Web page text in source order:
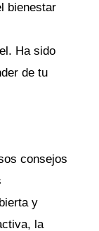
bienestar
Ha sido
de tu
consejos
y
la